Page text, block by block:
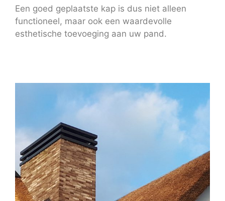
Een goed geplaatste kap is dus niet alleen
functioneel, maar ook een waardevolle
esthetische toevoeging aan uw pand.